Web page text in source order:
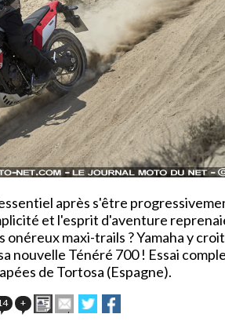
après s'être
et l'esprit d'aventure
maxi-trails ? Yamaha y croit
nouvelle Ténéré 700 ! Essai
de Tortosa (Espagne).
+ ImprimerEnvoyer
cet
Partager
sur
sur